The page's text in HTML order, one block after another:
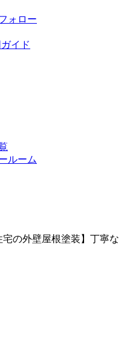
ォロー
イド
ルーム
の外壁屋根塗装】丁寧な